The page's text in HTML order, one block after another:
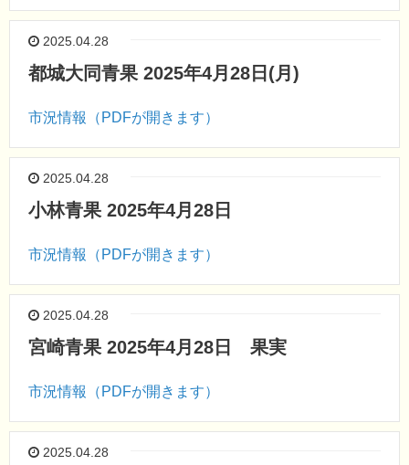
2025.04.28
都城大同青果 2025年4月28日(月)
市況情報（PDFが開きます）
2025.04.28
小林青果 2025年4月28日
市況情報（PDFが開きます）
2025.04.28
宮崎青果 2025年4月28日 果実
市況情報（PDFが開きます）
2025.04.28